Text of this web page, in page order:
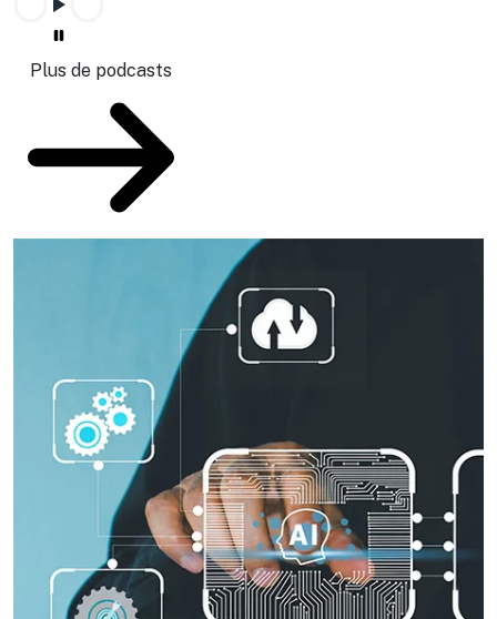
Plus de podcasts